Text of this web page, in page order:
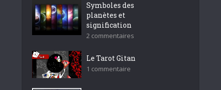
Symboles des
planètes et
signification
2 commentaires
Le Tarot Gitan
1 commentaire